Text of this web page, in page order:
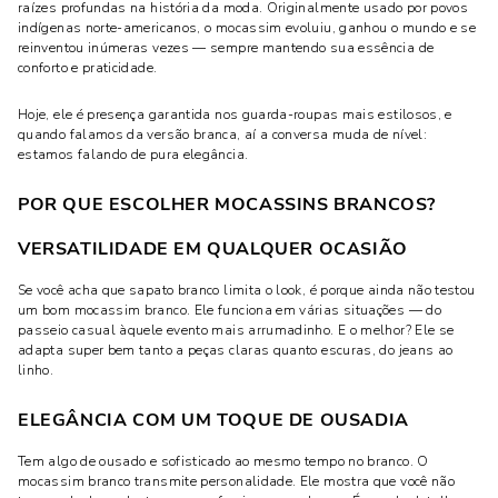
raízes profundas na história da moda. Originalmente usado por povos
indígenas norte-americanos, o mocassim evoluiu, ganhou o mundo e se
reinventou inúmeras vezes — sempre mantendo sua essência de
conforto e praticidade.
Hoje, ele é presença garantida nos guarda-roupas mais estilosos, e
quando falamos da versão branca, aí a conversa muda de nível:
estamos falando de pura elegância.
POR QUE ESCOLHER MOCASSINS BRANCOS?
VERSATILIDADE EM QUALQUER OCASIÃO
Se você acha que sapato branco limita o look, é porque ainda não testou
um bom mocassim branco. Ele funciona em várias situações — do
passeio casual àquele evento mais arrumadinho. E o melhor? Ele se
adapta super bem tanto a peças claras quanto escuras, do jeans ao
linho.
ELEGÂNCIA COM UM TOQUE DE OUSADIA
Tem algo de ousado e sofisticado ao mesmo tempo no branco. O
mocassim branco transmite personalidade. Ele mostra que você não